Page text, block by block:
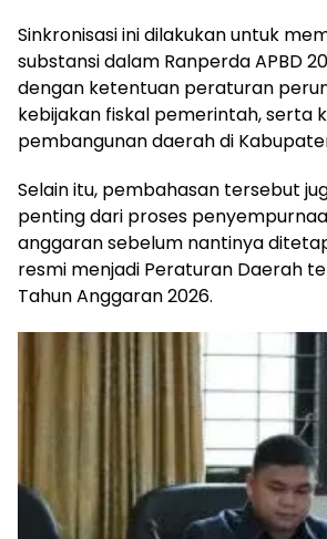
Sinkronisasi ini dilakukan untuk
substansi dalam Ranperda APBD
dengan ketentuan peraturan
kebijakan fiskal pemerintah, serta
pembangunan daerah di
Selain itu, pembahasan tersebut
penting dari proses
anggaran sebelum nantinya
resmi menjadi Peraturan Daerah
Tahun Anggaran 2026.